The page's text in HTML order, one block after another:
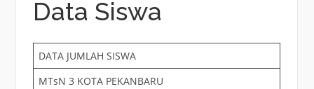
Data Siswa
DATA JUMLAH SISWA
MTsN 3 KOTA PEKANBARU